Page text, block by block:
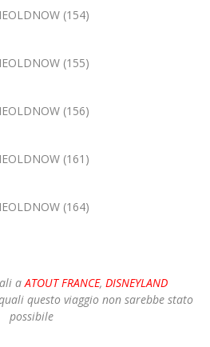
aATOUT FRANCE, DISNEYLAND
questo viaggio non sarebbe stato
possibile